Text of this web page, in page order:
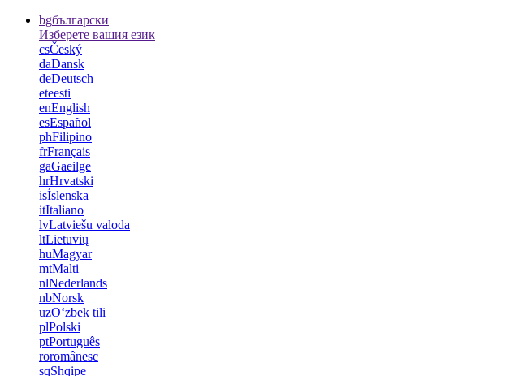
bgбългарски
Изберете вашия език
csČeský
daDansk
deDeutsch
eteesti
enEnglish
esEspañol
phFilipino
frFrançais
gaGaeilge
hrHrvatski
isÍslenska
itItaliano
lvLatviešu valoda
ltLietuvių
huMagyar
mtMalti
nlNederlands
nbNorsk
uzOʻzbek tili
plPolski
ptPortuguês
roromânesc
sqShqipe